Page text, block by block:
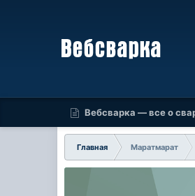
Вебсварка — все о
Главная
Маратмарат